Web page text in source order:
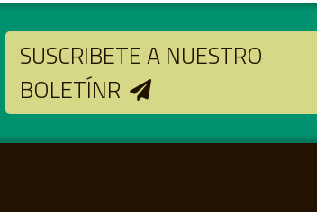
SUSCRIBETE A NUESTRO
BOLETÍNR